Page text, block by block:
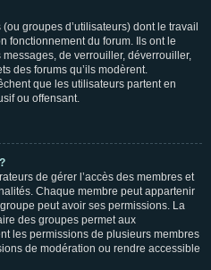
groupes d’utilisateurs) dont le travail
fonctionnement du forum. Ils ont le
de verrouiller, déverrouiller,
des forums qu’ils modèrent.
que les utilisateurs partent en
ou offensant.
de gérer l’accès des membres et
Chaque membre peut appartenir
peut avoir ses permissions. La
des groupes permet aux
les permissions de plusieurs membres
de modération ou rendre accessible